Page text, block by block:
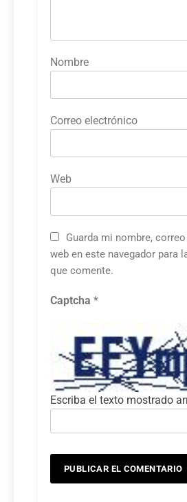
Nombre
Correo electrónico
Web
Guarda mi nombre,
web en este navegador para
que comente.
Captcha *
Escriba el texto mostrado